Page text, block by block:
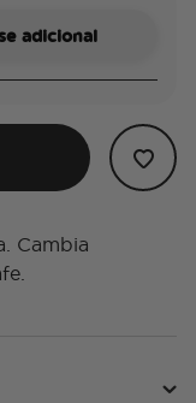
adicional
Cambia